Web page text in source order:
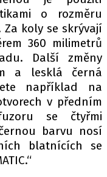
o rozměru
Za koly se skrývají
360 milimetrů
Další změny
a lesklá černá
například na
v předním
se čtyřmi
barvu nosí
blatnících se